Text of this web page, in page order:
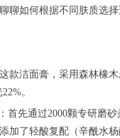
聊如何根据不同肤质选
款洁面膏，采用森林橡
。
首先通过2000颗专研磨
加了轻酸复配（辛酰水